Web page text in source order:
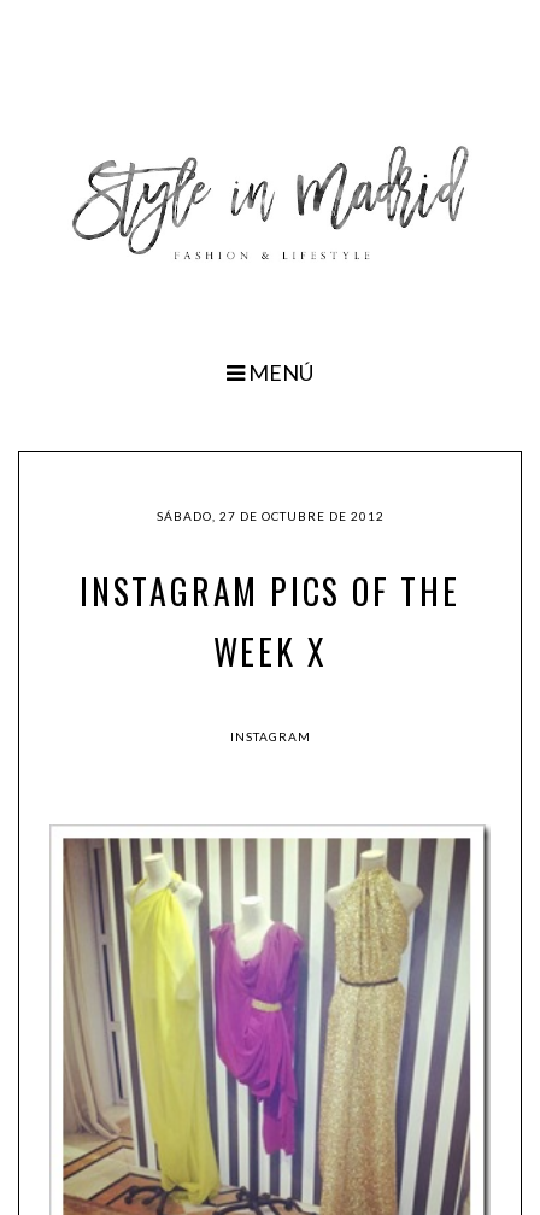
MENÚ
SÁBADO, 27 DE OCTUBRE DE 2012
INSTAGRAM PICS OF THE
WEEK X
INSTAGRAM